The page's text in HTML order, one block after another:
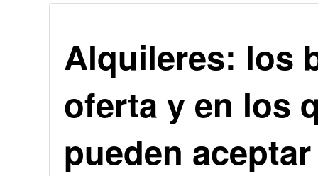
Alquileres: los
oferta y en los
pueden